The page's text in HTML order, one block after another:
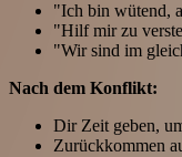
"Ich bin wütend,
"Hilf mir zu
"Wir sind im
Nach dem Konflikt:
Dir Zeit geben,
Zurückkommen